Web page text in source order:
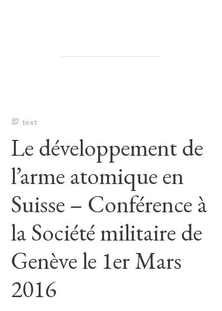
text
Le développement de
l’arme atomique en
Suisse – Conférence à
la Société militaire de
Genève le 1er Mars
2016